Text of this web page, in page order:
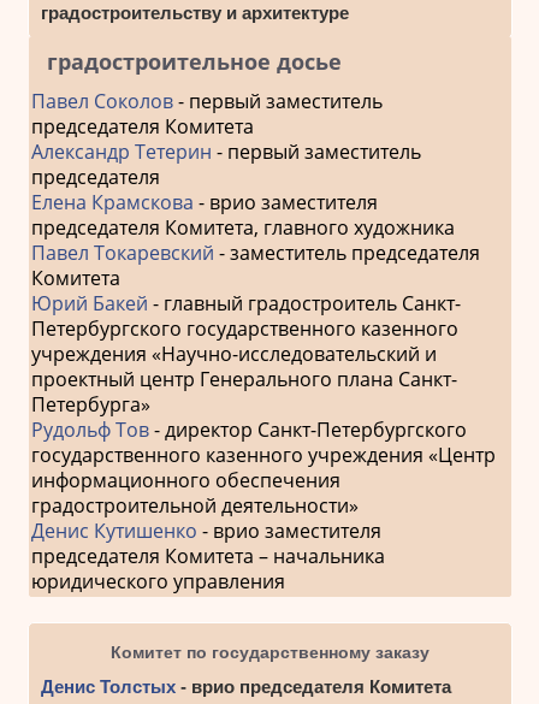
градостроительству и архитектуре
градостроительное досье
Павел Соколов- первый заместитель
председателя Комитета
Александр Тетерин - первый заместитель
председателя
Елена Крамскова - врио заместителя
председателя Комитета, главного художника
Павел Токаревский - заместитель председателя
Комитета
Юрий Бакей - главный градостроитель Санкт-
Петербургского государственного казенного
учреждения «Научно-исследовательский и
проектный центр Генерального плана Санкт-
Петербурга»
Рудольф Тов- директор Санкт-Петербургского
государственного казенного учреждения «Центр
информационного обеспечения
градостроительной деятельности»
Денис Кутишенко - врио заместителя
председателя Комитета – начальника
юридического управления
Комитет по государственному заказу
Денис Толстых- врио председателя Комитета